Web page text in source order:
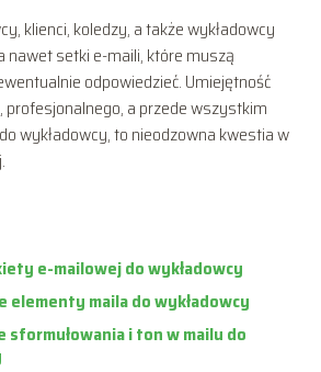
klienci, koledzy, a także wykładowcy
nawet setki e-maili, które muszą
odpowiedzieć. Umiejętność
profesjonalnego, a przede wszystkim
wykładowcy, to nieodzowna kwestia w
e-mailowej do wykładowcy
elementy maila do wykładowcy
sformułowania i ton w mailu do